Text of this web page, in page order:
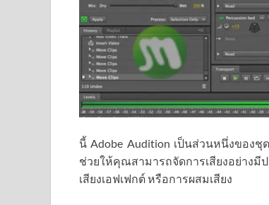
นี้ Adobe Audition เป็นส่วนหนึ่งของ
ช่วยให้คุณสามารถจัดการเสียงอย่างมี
เสียงเอฟเฟกต์ หรือการผสมเสียง